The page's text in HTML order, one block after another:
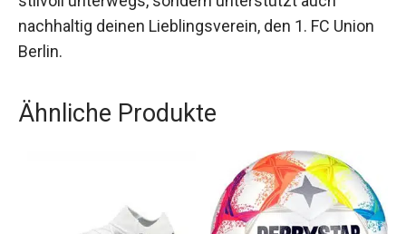
nachhaltig deinen Lieblingsverein, den 1. FC Union
Berlin.
Ähnliche Produkte